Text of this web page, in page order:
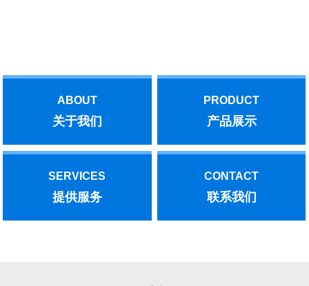
水管灌满水，水泵运转后，在叶轮高速旋转而产生的离心力的作用
文章内容来源于网络，如有问题，请与我们联系！
ABOUT
关于我们
PRODUCT
产品展示
SERVICES
提供服务
CONTACT
联系我们